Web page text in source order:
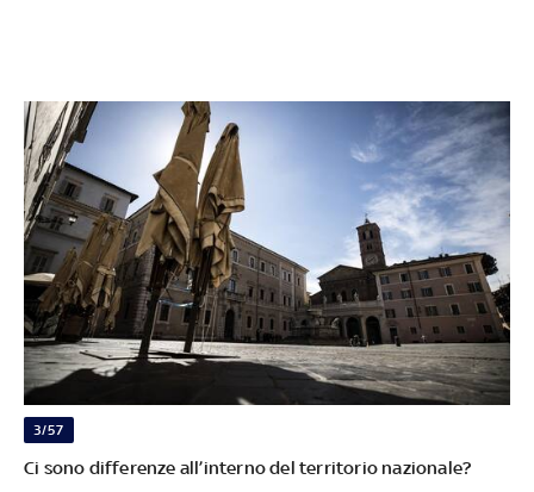
3/57
Ci sono differenze all’interno del territorio nazionale?